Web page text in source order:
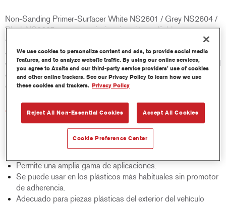
Non-Sanding Primer-Surfacer White NS2601 / Grey NS2604 /
Black NS2607 es un aparejo-imprimación no lijable sumamente
versátil, que evita la necesidad de un proceso en dos etapas,
aumentando así la productividad. Se puede aplicar
directamente sobre metal y cataforesis no lijada, y si se añade el
aditivo AZ9600, también en piezas plásticas exteriores. Es
adecuado para todos los acabados Cromax.
Características del producto
Tiene amplia adaptación para la configuración de la pistola
Tiempo corto de evaporación.
Permite una amplia gama de aplicaciones.
Se puede usar en los plásticos más habituales sin promotor
de adherencia.
Adecuado para piezas plásticas del exterior del vehículo
We use cookies to personalize content and ads, to provide social media
features, and to analyze website traffic. By using our online services,
you agree to Axalta and our third-party service providers’ use of cookies
and other online trackers. See our Privacy Policy to learn how we use
these cookies and trackers. Privacy Policy
Reject All Non-Essential Cookies Accept All Cookies
Cookie Preference Center